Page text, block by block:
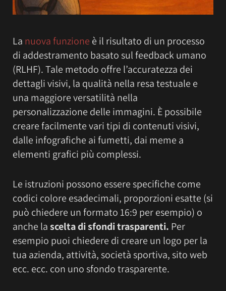
La nuova funzione è il risultato di un processo
di addestramento basato sul feedback umano
(RLHF). Tale metodo offre l’accuratezza dei
dettagli visivi, la qualità nella resa testuale e
una maggiore versatilità nella
personalizzazione delle immagini. È possibile
creare facilmente vari tipi di contenuti visivi,
dalle infografiche ai fumetti, dai meme a
elementi grafici più complessi.
Le istruzioni possono essere specifiche come
codici colore esadecimali, proporzioni esatte (si
può chiedere un formato 16:9 per esempio) o
anche lascelta di sfondi trasparenti. Per
esempio puoi chiedere di creare un logo per la
tua azienda, attività, società sportiva, sito web
ecc. ecc. con uno sfondo trasparente.